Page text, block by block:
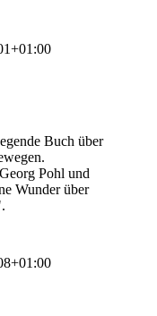
Buch über
Pohl und
Wunder über